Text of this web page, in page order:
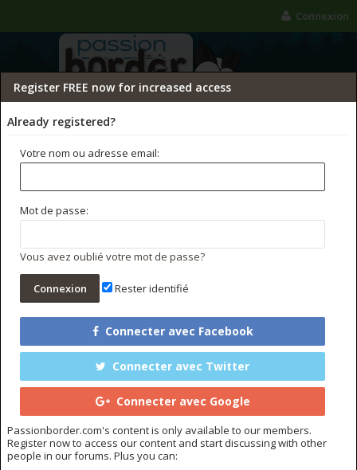
Connexion
Rechercher dans les forums Messages récents
Register FREE now for increased access
Already registered?
Votre nom ou adresse email:
Mot de passe:
Vous avez oublié votre mot de passe?
Rester identifié
Connecter avec Facebook
Connecter avec Twitter
Connecter avec Google
Passionborder.com's content is only available to our members.
Register now to access our content and start discussing with other
people in our forums. Plus you can: